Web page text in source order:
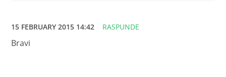
15 FEBRUARY 2015 14:42 RASPUNDE
Bravi